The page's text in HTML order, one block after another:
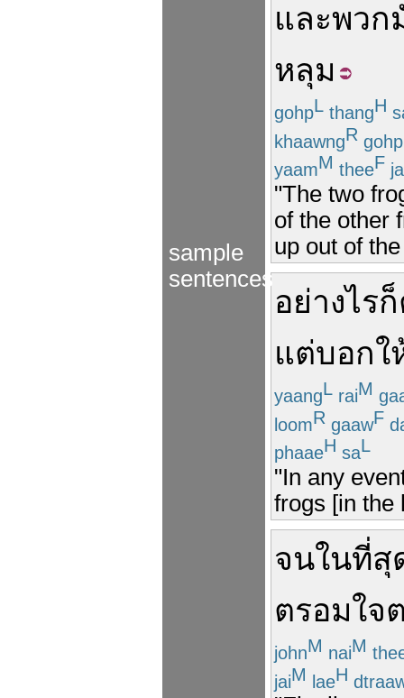
sample
sentences
และพวก
หลุม
gohpL thangH
khaawngR gohp
yaamM theeF ja
"The two
of the other
up out of
อย่างไร
แต่บอกใ
yaangL raiM
loomR gaawF
phaaeH saL
"In any
frogs [in the
จนในที่สุ
ตรอมใจ
johnM naiM
jaiM laeH